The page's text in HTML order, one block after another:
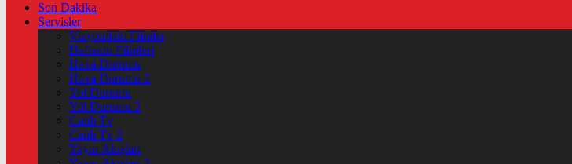
Son Dakika
Servisler
Vizyondaki Filmler
Haftanin Filmleri
Hava Durumu
Hava Durumu 2
Yol Durumu
Yol Durumu 2
Canlı Tv
Canlı Tv 2
Yayın Akışları